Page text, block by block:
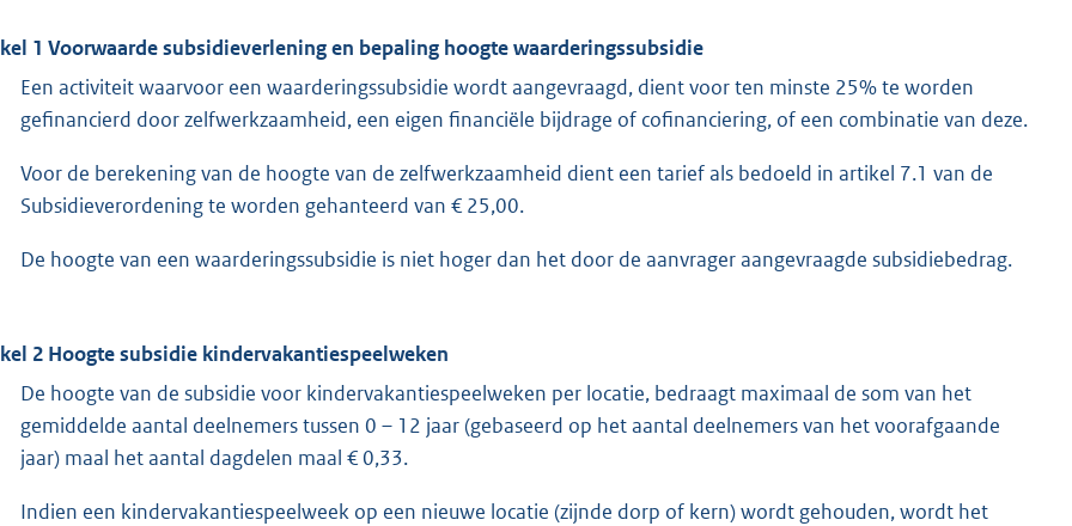
1 Voorwaarde subsidieverlening en bepaling hoogte waarderingssubsidie
Een activiteit waarvoor een waarderingssubsidie wordt aangevraagd, dient voor ten minste 25% te worden
gefinancierd door zelfwerkzaamheid, een eigen financiële bijdrage of cofinanciering, of een combinatie van deze.
Voor de berekening van de hoogte van de zelfwerkzaamheid dient een tarief als bedoeld in artikel 7.1 van de
Subsidieverordening te worden gehanteerd van € 25,00.
De hoogte van een waarderingssubsidie is niet hoger dan het door de aanvrager aangevraagde subsidiebedrag.
2 Hoogte subsidie kindervakantiespeelweken
De hoogte van de subsidie voor kindervakantiespeelweken per locatie, bedraagt maximaal de som van het
gemiddelde aantal deelnemers tussen 0 – 12 jaar (gebaseerd op het aantal deelnemers van het voorafgaande
jaar) maal het aantal dagdelen maal € 0,33.
Indien een kindervakantiespeelweek op een nieuwe locatie (zijnde dorp of kern) wordt gehouden, wordt het